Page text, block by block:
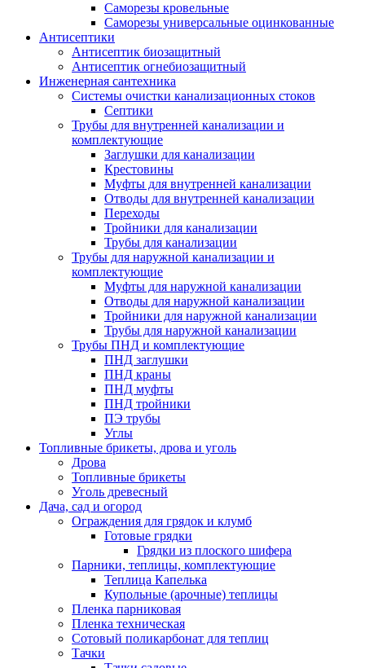
Саморезы кровельные
Саморезы универсальные оцинкованные
Антисептики
Антисептик биозащитный
Антисептик огнебиозащитный
Инженерная сантехника
Системы очистки канализационных стоков
Септики
Трубы для внутренней канализации и
комплектующие
Заглушки для канализации
Крестовины
Муфты для внутренней канализации
Отводы для внутренней канализации
Переходы
Тройники для канализации
Трубы для канализации
Трубы для наружной канализации и
комплектующие
Муфты для наружной канализации
Отводы для наружной канализации
Тройники для наружной канализации
Трубы для наружной канализации
Трубы ПНД и комплектующие
ПНД заглушки
ПНД краны
ПНД муфты
ПНД тройники
ПЭ трубы
Углы
Топливные брикеты, дрова и уголь
Дрова
Топливные брикеты
Уголь древесный
Дача, сад и огород
Ограждения для грядок и клумб
Готовые грядки
Грядки из плоского шифера
Парники, теплицы, комплектующие
Теплица Капелька
Купольные (арочные) теплицы
Пленка парниковая
Пленка техническая
Сотовый поликарбонат для теплиц
Тачки